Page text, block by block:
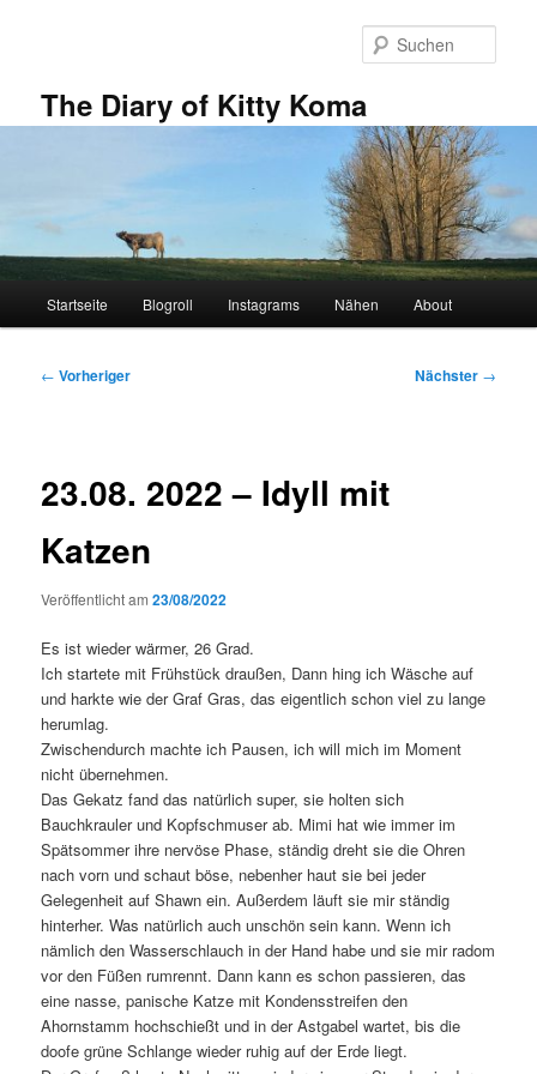
The Diary of Kitty Koma
Startseite Blogroll Instagrams Nähen About
Beitragsnavigation
← Vorheriger Nächster →
23.08. 2022 – Idyll mit
Katzen
Veröffentlicht am23/08/2022
Es ist wieder wärmer, 26 Grad.
Ich startete mit Frühstück draußen, Dann hing ich Wäsche auf
und harkte wie der Graf Gras, das eigentlich schon viel zu lange
herumlag.
Zwischendurch machte ich Pausen, ich will mich im Moment
nicht übernehmen.
Das Gekatz fand das natürlich super, sie holten sich
Bauchkrauler und Kopfschmuser ab. Mimi hat wie immer im
Spätsommer ihre nervöse Phase, ständig dreht sie die Ohren
nach vorn und schaut böse, nebenher haut sie bei jeder
Gelegenheit auf Shawn ein. Außerdem läuft sie mir ständig
hinterher. Was natürlich auch unschön sein kann. Wenn ich
nämlich den Wasserschlauch in der Hand habe und sie mir radom
vor den Füßen rumrennt. Dann kann es schon passieren, das
eine nasse, panische Katze mit Kondensstreifen den
Ahornstamm hochschießt und in der Astgabel wartet, bis die
doofe grüne Schlange wieder ruhig auf der Erde liegt.